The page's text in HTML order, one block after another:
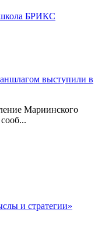
школа БРИКС
выступили в
Мариинского
и стратегии»